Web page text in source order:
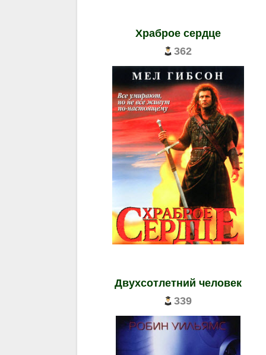
Храброе сердце
362
Двухсотлетний человек
339